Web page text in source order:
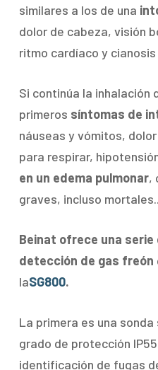
similares a los de una
dolor de cabeza, visión
ritmo cardíaco y
Si continúa la inhalación
primeros síntomas de
náuseas y vómitos,
para respirar,
en un edema pulmonar,
graves, incluso mortales..
Beinat ofrece una
detección de gas freón
laSG800.
La primera es una
grado de protección
identificación de fugas